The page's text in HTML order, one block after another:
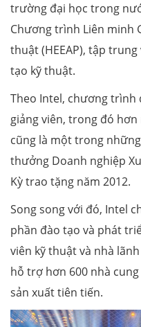
trường đại học trong
Chương trình Liên minh
thuật (HEEAP), tập trung
tạo kỹ thuật.
Theo Intel, chương trình
giảng viên, trong đó
cũng là một trong
thưởng Doanh nghiệp
Kỳ trao tặng năm 2012.
Song song với đó, Intel
phần đào tạo và phát
viên kỹ thuật và nhà
hỗ trợ hơn 600 nhà
sản xuất tiên tiến.